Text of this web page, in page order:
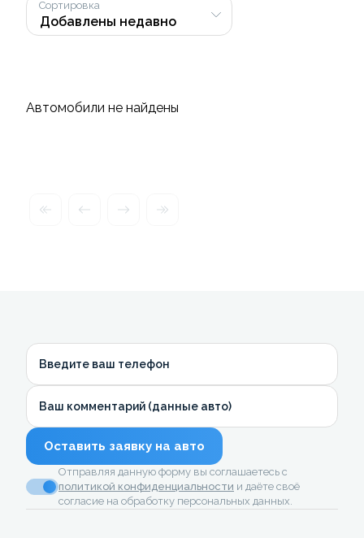
Сортировка
Автомобили не найдены
Введите ваш телефон
Ваш комментарий (данные авто)
Оставить заявку на авто
Отправляя данную форму вы соглашаетесь с
политикой конфиденциальности и даёте своё
согласие на обработку персональных данных.